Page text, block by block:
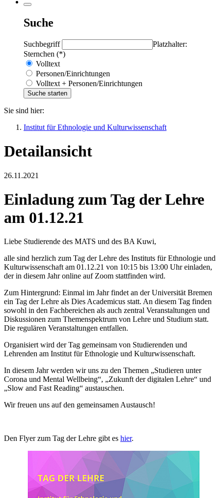
Suche
Suchbegriff
Platzhalter:
Sternchen (*)
Volltext
Personen/Einrichtungen
Volltext + Personen/Einrichtungen
Sie sind hier:
Institut für Ethnologie und Kulturwissenschaft
Detailansicht
26.11.2021
Einladung zum Tag der Lehre
am 01.12.21
Liebe Studierende des MATS und des BA Kuwi,
alle sind herzlich zum Tag der Lehre des Instituts für Ethnologie und
Kulturwissenschaft am 01.12.21 von 10:15 bis 13:00 Uhr einladen,
der in diesem Jahr online auf Zoom stattfinden wird.
Zum Hintergrund: Einmal im Jahr findet an der Universität Bremen
ein Tag der Lehre als Dies Academicus statt. An diesem Tag finden
sowohl in den Fachbereichen als auch zentral Veranstaltungen und
Diskussionen zum Themenspektrum von Lehre und Studium statt.
Die regulären Veranstaltungen entfallen.
Organisiert wird der Tag gemeinsam von Studierenden und
Lehrenden am Institut für Ethnologie und Kulturwissenschaft.
In diesem Jahr werden wir uns zu den Themen „Studieren unter
Corona und Mental Wellbeing“, „Zukunft der digitalen Lehre“ und
„Slow and Fast Reading“ austauschen.
Wir freuen uns auf den gemeinsamen Austausch!
Den Flyer zum Tag der Lehre gibt es hier.